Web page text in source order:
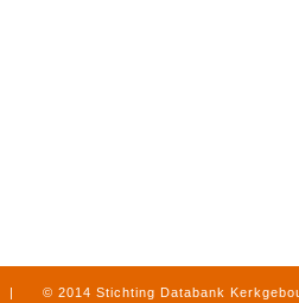
| © 2014 Stichting Databank